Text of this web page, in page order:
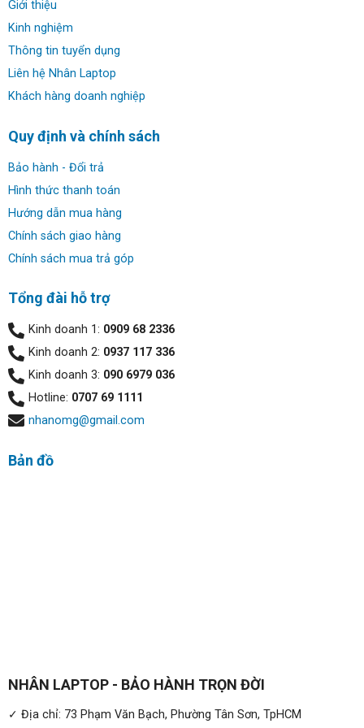
Ở đằng sau, khe thoát nhiệt được thiết kế thanh thoát và
cao cấp hơn với tông màu đỏ. Với thiết kế như vậy, vừa
giữ được lối đi cũ đậm chất gaming, vừa mang hướng xu
thế hiện đại.
Giới thiệu
Kinh nghiệm
Thông tin tuyển dụng
Liên hệ Nhân Laptop
Khách hàng doanh nghiệp
Quy định và chính sách
Bảo hành - Đổi trả
Hình thức thanh toán
Hướng dẫn mua hàng
Chính sách giao hàng
Chính sách mua trả góp
Tổng đài hỗ trợ
Kinh doanh 1: 0909 68 2336
Kinh doanh 2: 0937 117 336
Kinh doanh 3: 090 6979 036
Hotline: 0707 69 1111
nhanomg@gmail.com
Bản đồ
NHÂN LAPTOP - BẢO HÀNH TRỌN ĐỜI
✓ Địa chỉ: 73 Phạm Văn Bạch, Phường Tân Sơn, TpHCM